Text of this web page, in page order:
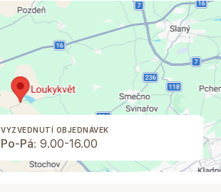
VYZVEDNUTÍ OBJEDNÁVEK
Po-Pá: 9.00-16.00